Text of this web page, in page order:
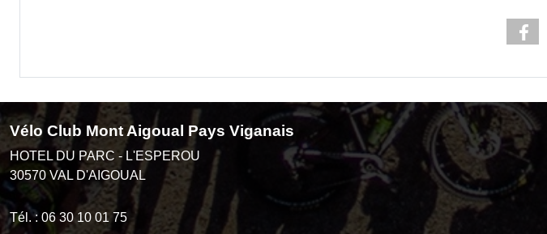
Vélo Club Mont Aigoual Pays Viganais
HOTEL DU PARC - L'ESPEROU
30570 VAL D'AIGOUAL
Tél. : 06 30 10 01 75